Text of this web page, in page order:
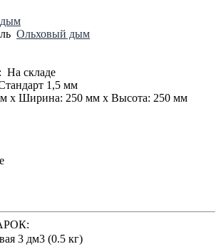
Ольховый дым
На складе
1,5 мм
x Ширина: 250 мм x Высота: 250 мм